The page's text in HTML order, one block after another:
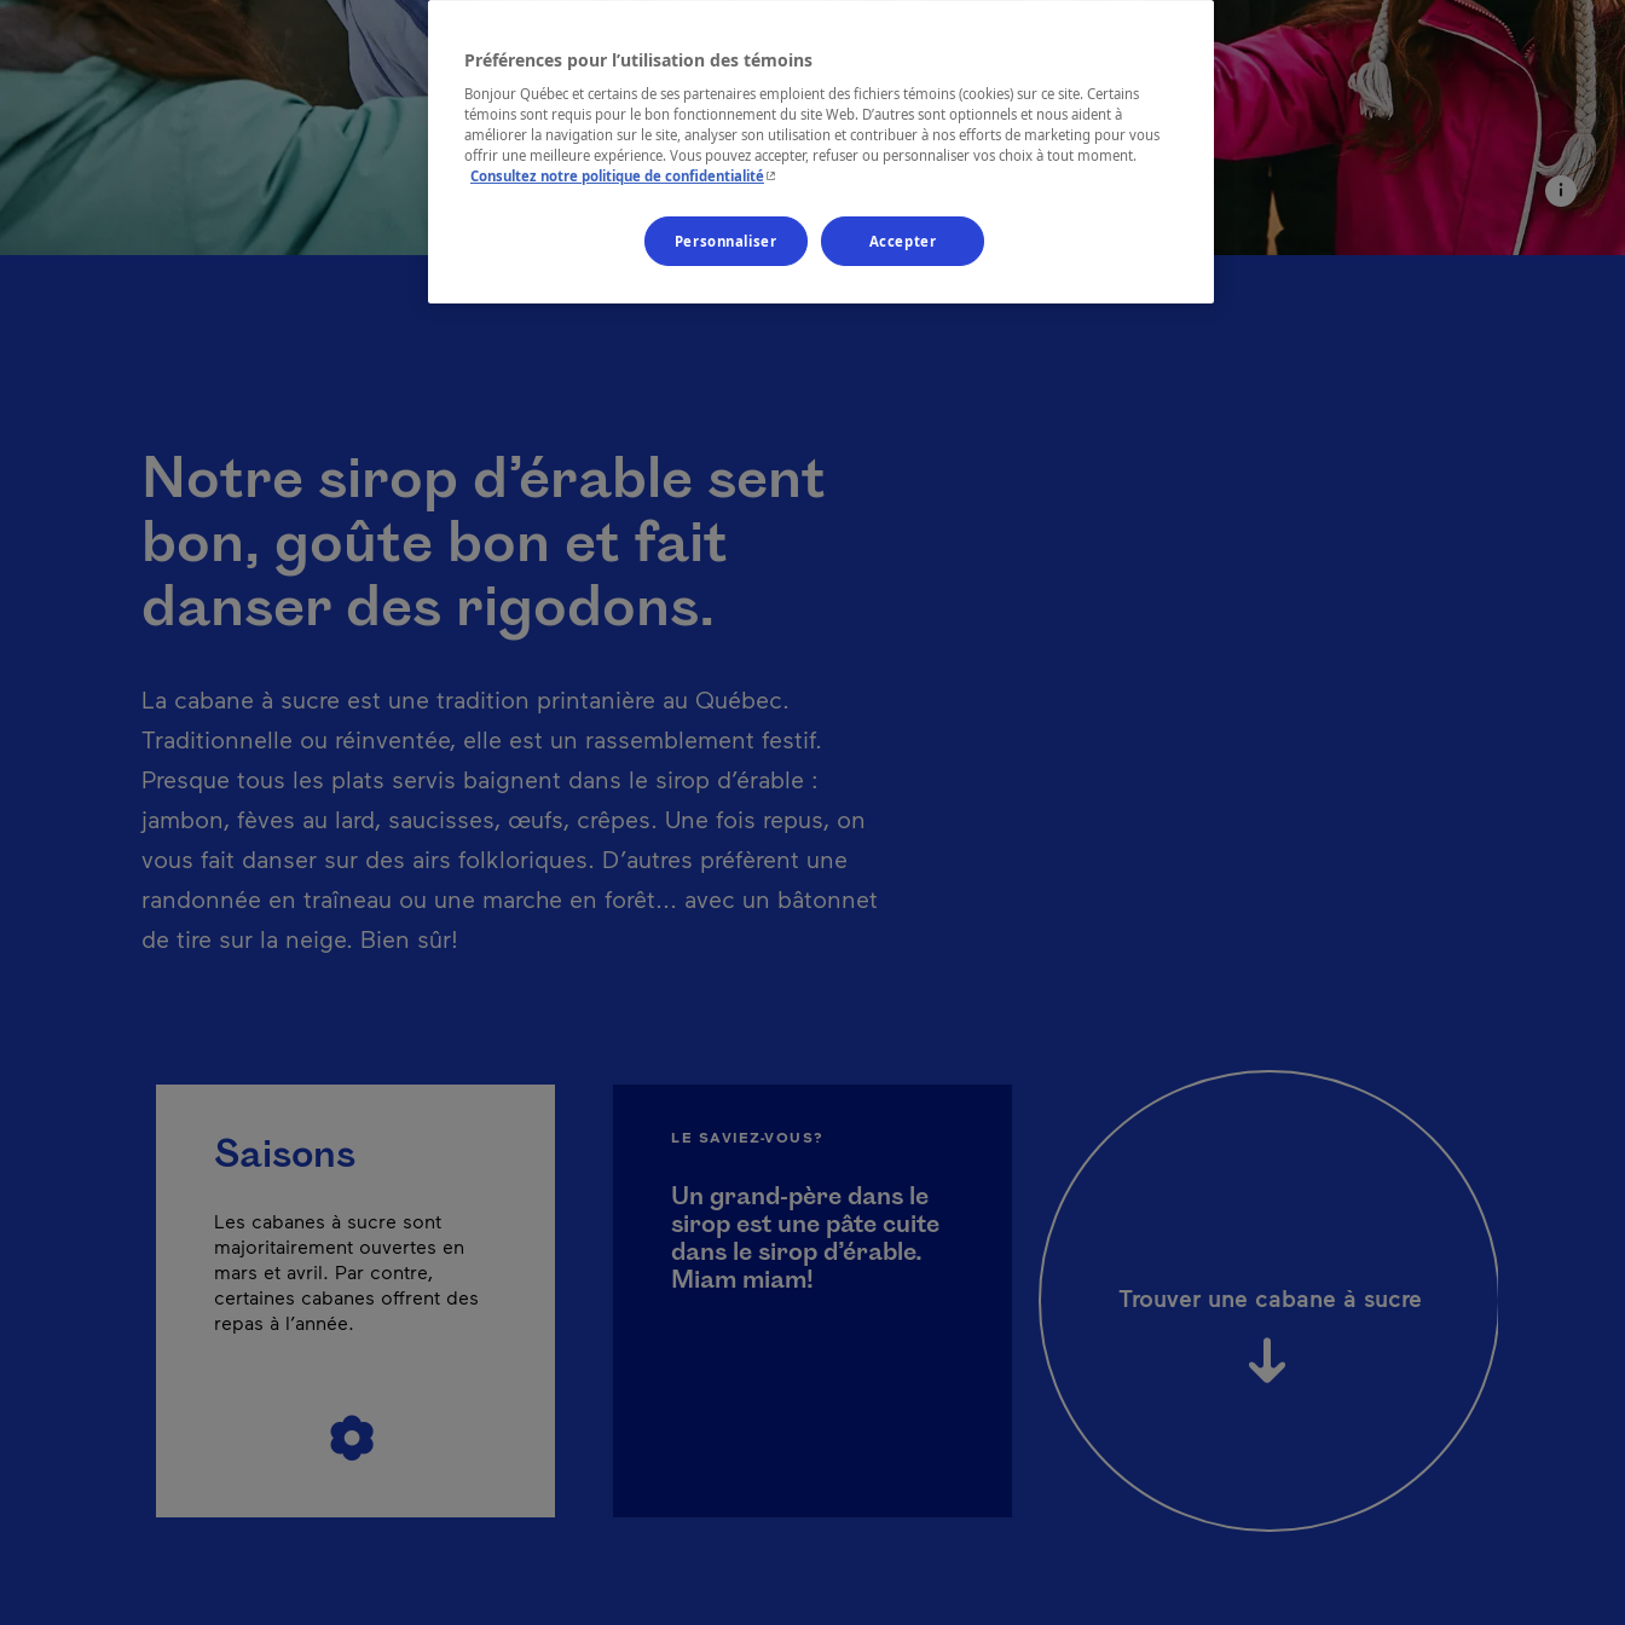
Notre sirop d’érable sent
bon, goûte bon et fait
danser des rigodons.
La cabane à sucre est une tradition printanière au Québec.
Traditionnelle ou réinventée, elle est un rassemblement festif.
Presque tous les plats servis baignent dans le sirop d’érable :
jambon, fèves au lard, saucisses, œufs, crêpes. Une fois repus, on
vous fait danser sur des airs folkloriques. D’autres préfèrent une
randonnée en traîneau ou une marche en forêt... avec un bâtonnet
de tire sur la neige. Bien sûr!
Saisons
Les cabanes à sucre sont
majoritairement ouvertes en
mars et avril. Par contre,
certaines cabanes offrent des
repas à l’année.
LE SAVIEZ-VOUS?
Un grand-père dans le
sirop est une pâte cuite
dans le sirop d’érable.
Miam miam!
Trouver une cabane à sucre
Préférences pour l’utilisation des témoins
Bonjour Québec et certains de ses partenaires emploient des fichiers témoins (cookies) sur ce site. Certains
témoins sont requis pour le bon fonctionnement du site Web. D’autres sont optionnels et nous aident à
améliorer la navigation sur le site, analyser son utilisation et contribuer à nos efforts de marketing pour vous
offrir une meilleure expérience. Vous pouvez accepter, refuser ou personnaliser vos choix à tout moment.
Consultez notre politique de confidentialité- Cet hyperlien s'ouvrira dans une nouvelle fenêtre.
Personnaliser Accepter